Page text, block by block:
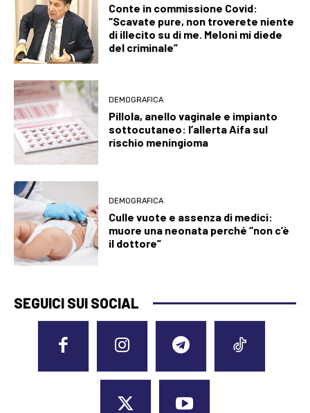
Conte in commissione Covid:
“Scavate pure, non troverete niente
di illecito su di me. Meloni mi diede
del criminale”
DEMOGRAFICA
Pillola, anello vaginale e impianto
sottocutaneo: l’allerta Aifa sul
rischio meningioma
DEMOGRAFICA
Culle vuote e assenza di medici:
muore una neonata perché “non c’è
il dottore”
SEGUICI SUI SOCIAL